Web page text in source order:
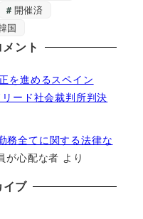
開催済
国
ント
を進めるスペイン
ード社会裁判所判決
務全てに関する法律な
が心配な者 より
イブ